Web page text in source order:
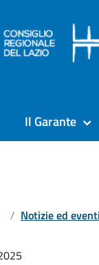
Il Garante
Notizie ed eventi